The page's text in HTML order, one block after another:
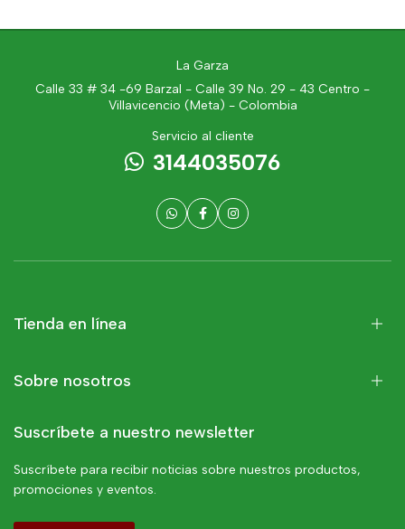
La Garza
Calle 33 # 34 -69 Barzal - Calle 39 No. 29 - 43 Centro -
Villavicencio (Meta) - Colombia
Servicio al cliente
3144035076
Tienda en línea
Sobre nosotros
Suscríbete a nuestro newsletter
Suscríbete para recibir noticias sobre nuestros productos,
promociones y eventos.